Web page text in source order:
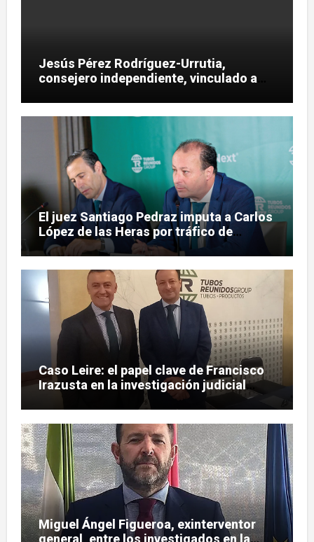
Jesús Pérez Rodríguez-Urrutia,
consejero independiente, vinculado a
Reunidos
El juez Santiago Pedraz imputa a Carlos
López de las Heras por tráfico de
influencias en el caso Leire
Caso Leire: el papel clave de Francisco
Irazusta en la investigación judicial
sobre Tubos Reunidos
Miguel Ángel Figueroa, exinterventor
general, entre los investigados en la